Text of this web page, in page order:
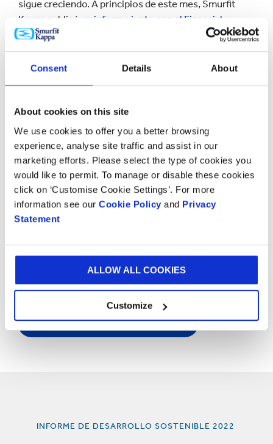
Consent Details About
About cookies on this site
We use cookies to offer you a better browsing
experience, analyse site traffic and assist in our
marketing efforts. Please select the type of cookies you
would like to permit. To manage or disable these cookies
click on ‘Customise Cookie Settings’. For more
information see our Cookie Policy and Privacy
Statement
ALLOW ALL COOKIES
Customize
sigue creciendo. A principios de este mes, Smurfit
Kappa publicó un informe junto con el Financial
Timesen el que se concluía que, aunque el mundo
corporativo tiene muchas ambiciones y
compromisos, a menudo faltan informes y resultados
"Durante dieciséis años, Smurfit Kappa ha elaborado
un informe completo de desarrollo sostenible que ha
sido verificado por terceros desde 2009. En un mundo
cada vez más preocupado por la publicidad ecológica
engañosa, esperamos que esta historia de informes
públicos y verificados, junto con nuestra entrega
continua cada año, dé a todos nuestrosgrupos de
interésconfianza en la estrategia de sostenibilidad del
página de Informes de Sostenibilidad.
INFORMES DE SOSTENIBILIDAD
INFORME DE DESARROLLO SOSTENIBLE 2022